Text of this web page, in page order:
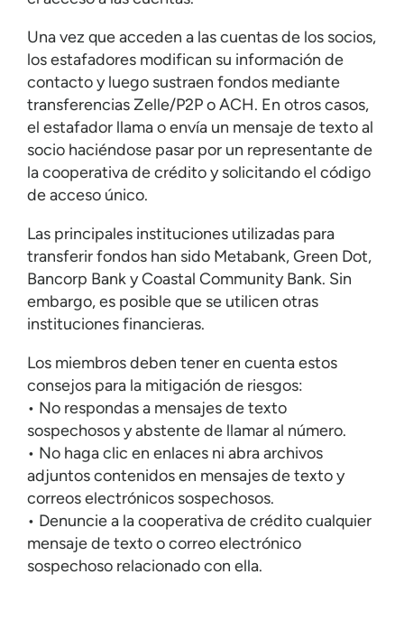
Una vez que acceden a las cuentas de los socios,
los estafadores modifican su información de
contacto y luego sustraen fondos mediante
transferencias Zelle/P2P o ACH. En otros casos,
el estafador llama o envía un mensaje de texto al
socio haciéndose pasar por un representante de
la cooperativa de crédito y solicitando el código
de acceso único.
Las principales instituciones utilizadas para
transferir fondos han sido Metabank, Green Dot,
Bancorp Bank y Coastal Community Bank. Sin
embargo, es posible que se utilicen otras
instituciones financieras.
Los miembros deben tener en cuenta estos
consejos para la mitigación de riesgos:
• No respondas a mensajes de texto
sospechosos y abstente de llamar al número.
• No haga clic en enlaces ni abra archivos
adjuntos contenidos en mensajes de texto y
correos electrónicos sospechosos.
• Denuncie a la cooperativa de crédito cualquier
mensaje de texto o correo electrónico
sospechoso relacionado con ella.